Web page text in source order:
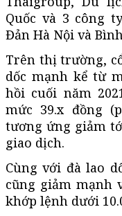
Quốc và 3 công
Đản Hà Nội và
Trên thị trường,
dốc mạnh kể từ
hồi cuối năm
mức 39.x đồng
tương ứng giảm
giao dịch.
Cùng với đà lao
cũng giảm mạnh
khớp lệnh dưới